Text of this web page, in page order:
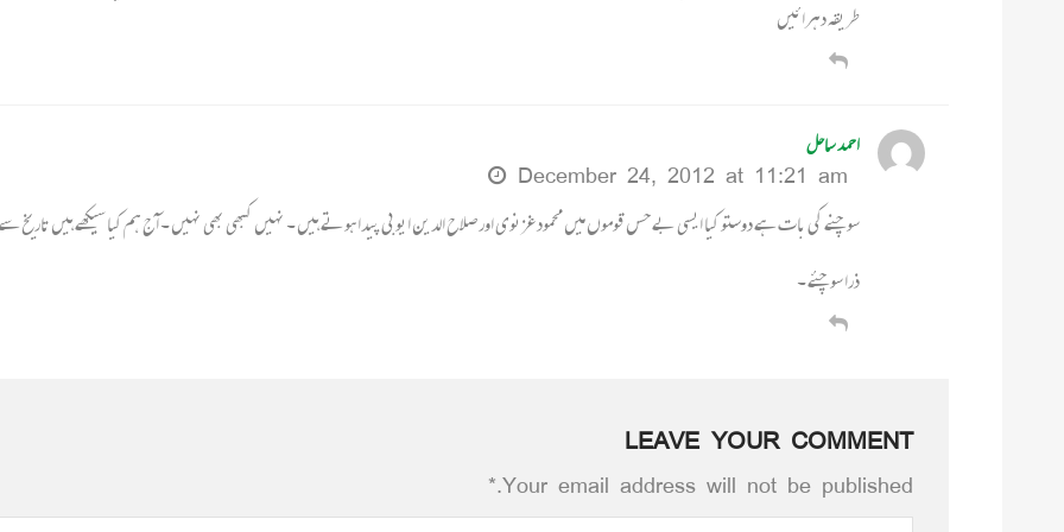
طریقہ دہرائیں
احمد ساحل
December 24, 2012 at 11:21 am
سوچنے کی بات ہے دوستو کیا ایسی بے حس قوموں میں محمود غزنوی اور صلاح الدین ایوبی پیدا ہوتے ہیں ۔ نہیں کبھی بھی نہیں ۔ آج ہم کیا سیکھے ہیں تاریخ
ذرا سوچئے ۔
LEAVE YOUR COMMENT
Your email address will not be published.*